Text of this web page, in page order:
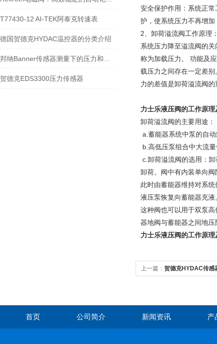
T77430-12 AI-TEK阿泰克转速表
德国贺德克HYDAC温控器的分类介绍
贺德克EDS3300压力传感器
安全保护作用：系统正
护，使系统压力不再增
2、卸荷溢流阀工作原理
系统压力降至溢流阀的
称为加载压力。 功能及
载压力之间存在一定差
力的差值是卸荷溢流阀
力士乐液压阀的工作原理
卸荷溢流阀的主要用途：
a.蓄能器系统中泵的自
b.高低压泵组合中大流
c.卸荷溢流阀的选用：
卸荷。阀中有内装单向
此时由蓄能器维持对系
液压泵恢复向蓄能器充
这种阀也可以用于双泵
器地阀与蓄能器之间地
力士乐液压阀的工作原理
上一篇： 贺德克HYDAC传感
首页 公司简介 新闻资讯 产